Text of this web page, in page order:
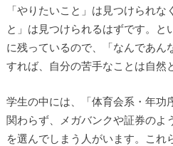
「やりたいこと」は見つけられな
と」は見つけられるはずです。と
に残っているので、「なんであん
すれば、自分の苦手なことは自然
学生の中には、「体育会系・年功
関わらず、メガバンクや証券のよ
を選んでしまう人がいます。これ